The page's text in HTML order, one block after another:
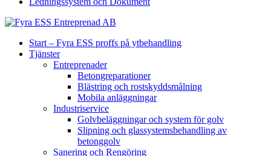
Start – Fyra ESS proffs på ytbehandling
Tjänster
Entreprenader
Betongreparationer
Blästring och rostskyddsmålning
Mobila anläggningar
Industriservice
Golvbeläggningar och system för golv
Slipning och glassystemsbehandling av
betonggolv
Sanering och Rengöring